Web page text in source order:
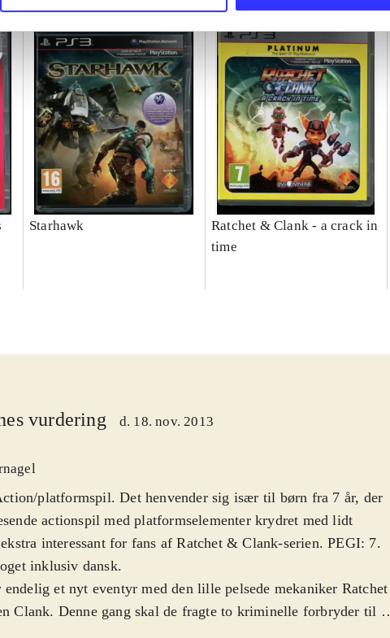
Starhawk
Ratchet & Clank - a crack in
time
vurdering d. 18. nov. 2013
platformspil. Det henvender sig især til børn fra 7 år, der
actionspil med platformselementer krydret med lidt
interessant for fans af Ratchet & Clank-serien. PEGI: 7.
inklusiv dansk.
et nyt eventyr med den lille pelsede mekaniker Ratchet
Clank. Denne gang skal de fragte to kriminelle forbryder til et